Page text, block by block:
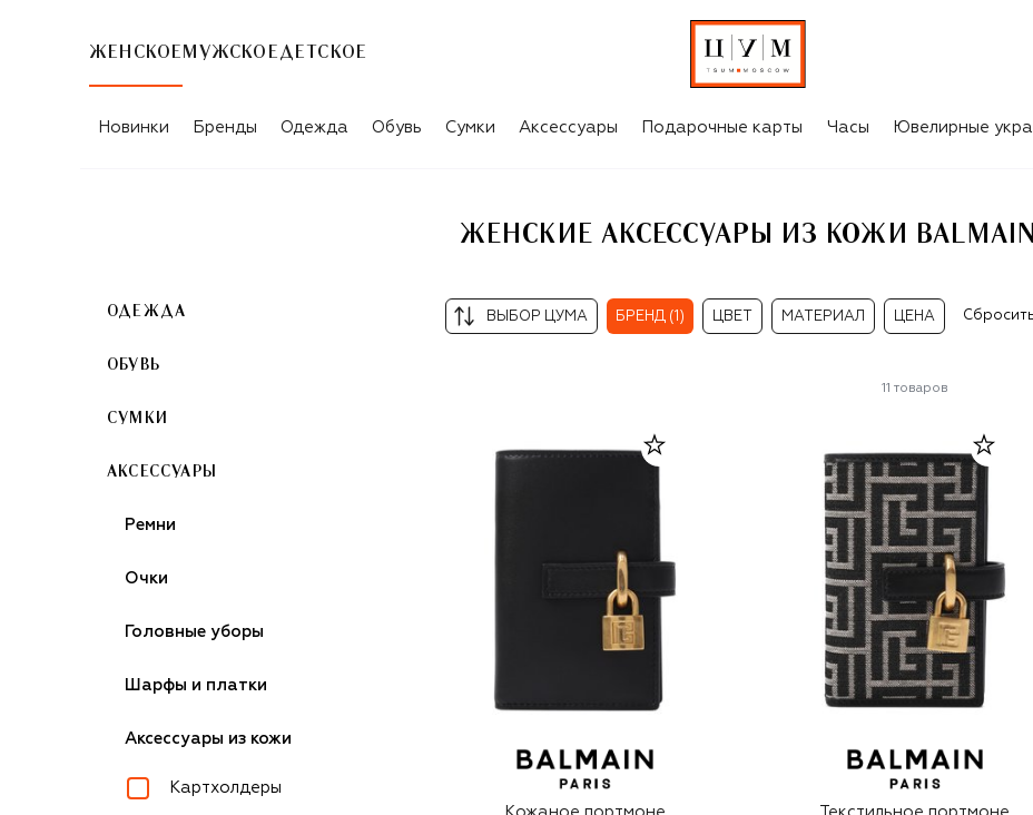
ЖЕНСКОЕ МУЖСКОЕ ДЕТСКОЕ
ЖЕНСКИЕ АКСЕССУАРЫ ИЗ КОЖИ BALMAIN
Новинки Бренды Одежда Обувь Сумки Аксессуары Подарочные карты Часы Ювелирные
ЖЕНСКИЕ АКСЕССУАРЫ ИЗ КОЖИ BALMAIN
ОДЕЖДА
ОБУВЬ
СУМКИ
АКСЕССУАРЫ
Ремни
Очки
Головные уборы
Шарфы и платки
Аксессуары из кожи
Картхолдеры
ВЫБОР ЦУМА БРЕНД (1) ЦВЕТ МАТЕРИАЛ ЦЕНА
11 товаров